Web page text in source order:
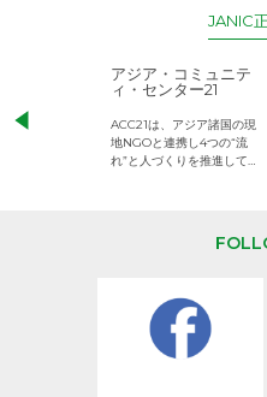
JANIC
アジア・コミュニテ
ィ・センター21
ACC21は、アジア諸国の現
地NGOと連携し4つの“流
れ”と人づくりを推進してい